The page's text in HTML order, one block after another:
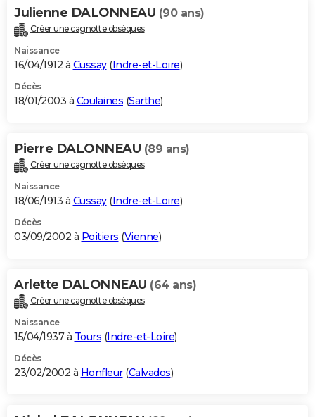
Julienne DALONNEAU (90 ans)
Créer une cagnotte obsèques
Naissance
16/04/1912 à Cussay(Indre-et-Loire)
Décès
18/01/2003 à Coulaines (Sarthe)
Pierre DALONNEAU (89 ans)
Créer une cagnotte obsèques
Naissance
18/06/1913 à Cussay(Indre-et-Loire)
Décès
03/09/2002 à Poitiers (Vienne)
Arlette DALONNEAU (64 ans)
Créer une cagnotte obsèques
Naissance
15/04/1937 à Tours (Indre-et-Loire)
Décès
23/02/2002 à Honfleur(Calvados)